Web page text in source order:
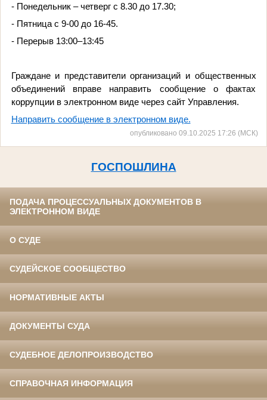
- Понедельник – четверг с 8.30 до 17.30;
- Пятница с 9-00 до 16-45.
- Перерыв 13:00–13:45
Граждане и представители организаций и общественных
объединений вправе направить сообщение о фактах
коррупции в электронном виде через сайт Управления.
Направить сообщение в электронном виде.
опубликовано 09.10.2025 17:26 (МСК)
ГОСПОШЛИНА
ПОДАЧА ПРОЦЕССУАЛЬНЫХ ДОКУМЕНТОВ В
ЭЛЕКТРОННОМ ВИДЕ
О СУДЕ
СУДЕЙСКОЕ СООБЩЕСТВО
НОРМАТИВНЫЕ АКТЫ
ДОКУМЕНТЫ СУДА
СУДЕБНОЕ ДЕЛОПРОИЗВОДСТВО
СПРАВОЧНАЯ ИНФОРМАЦИЯ